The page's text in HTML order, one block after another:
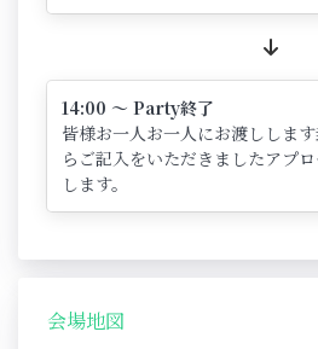
14:00 ～ Party終了
皆様お一人お一人にお渡ししま
らご記入をいただきましたアプ
します。
会場地図